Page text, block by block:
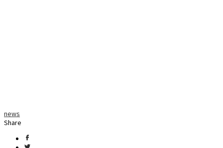
news
Share